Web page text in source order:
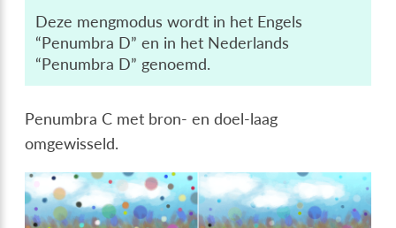
Deze mengmodus wordt in het Engels
“Penumbra D” en in het Nederlands
“Penumbra D” genoemd.
Penumbra C met bron- en doel-laag
omgewisseld.